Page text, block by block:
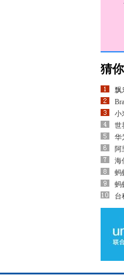
猜
飘
小
世
华
阿
海
蚂
蚂
台